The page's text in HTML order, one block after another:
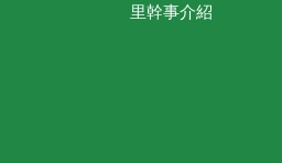
里幹事介紹